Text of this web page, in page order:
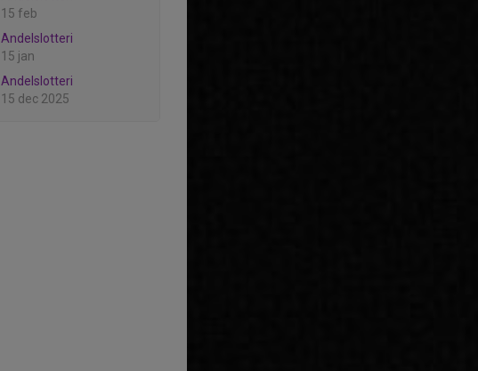
15 feb
Andelslotteri
15 jan
Andelslotteri
15 dec 2025